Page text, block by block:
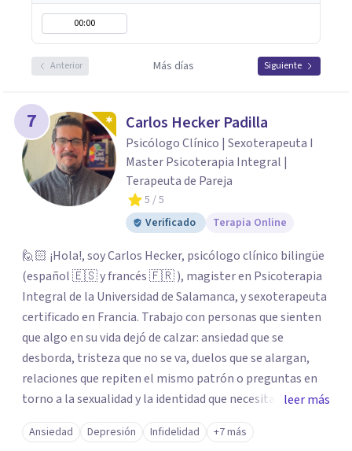
00:00
Anterior Más días Siguiente
7 Carlos Hecker Padilla
Psicólogo Clínico | Sexoterapeuta I
Master Psicoterapia Integral |
Terapeuta de Pareja
5 / 5
Verificado
Terapia Online
🙋🏻 ¡Hola!, soy Carlos Hecker, psicólogo clínico bilingüe
(español 🇪🇸 y francés 🇫🇷 ), magister en Psicoterapia
Integral de la Universidad de Salamanca, y sexoterapeuta
certificado en Francia. Trabajo con personas que sienten
que algo en su vida dejó de calzar: ansiedad que se
desborda, tristeza que no se va, duelos que se alargan,
relaciones que repiten el mismo patrón o preguntas en
torno a la sexualidad y la identidad que necesitan un
espacio seguro para ser habladas. Mi orientación teórica
integra una mirada Humanista-Relacional con Terapia
leer más
Ansiedad Depresión Infidelidad +7 más